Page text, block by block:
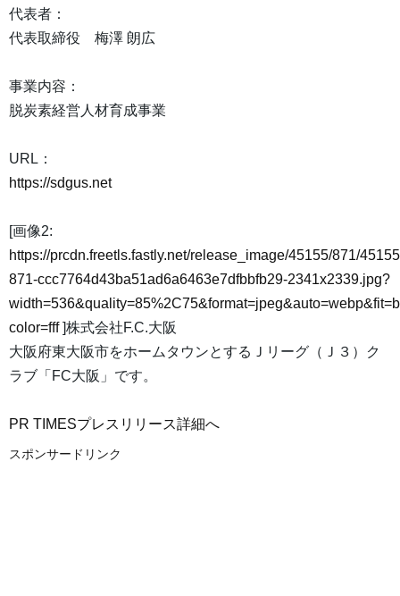
代表者：
代表取締役 梅澤 朗広
事業内容：
脱炭素経営人材育成事業
URL：
https://sdgus.net
[画像2:
https://prcdn.freetls.fastly.net/release_image/45155/871/
871-ccc7764d43ba51ad6a6463e7dfbbfb29-2341x2339.jpg?
color=fff]株式会社F.C.大阪
大阪府東大阪市をホームタウンとするＪリーグ（Ｊ３）ク
ラブ「FC大阪」です。
PR TIMESプレスリリース詳細へ
スポンサードリンク